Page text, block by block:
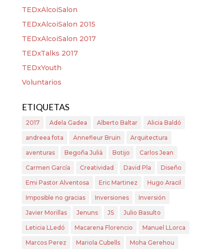
TEDxAlcoiSalon
TEDxAlcoiSalon 2015
TEDxAlcoiSalon 2017
TEDxTalks 2017
TEDxYouth
Voluntarios
ETIQUETAS
2017 Adela Gadea Alberto Baltar Alicia Baldó
andreea fota Annefleur Bruin Arquitectura
aventuras Begoña Julià Botijo Carlos Jean
Carmen García Creatividad David Pla Diseño
Emi Pastor Alventosa Eric Martinez Hugo Aracil
Imposible no gracias Inversiones Inversión
Javier Morillas Jenuns JS Julio Basulto
Leticia LLedó Macarena Florencio Manuel LLorca
Marcos Perez Mariola Cubells Moha Gerehou